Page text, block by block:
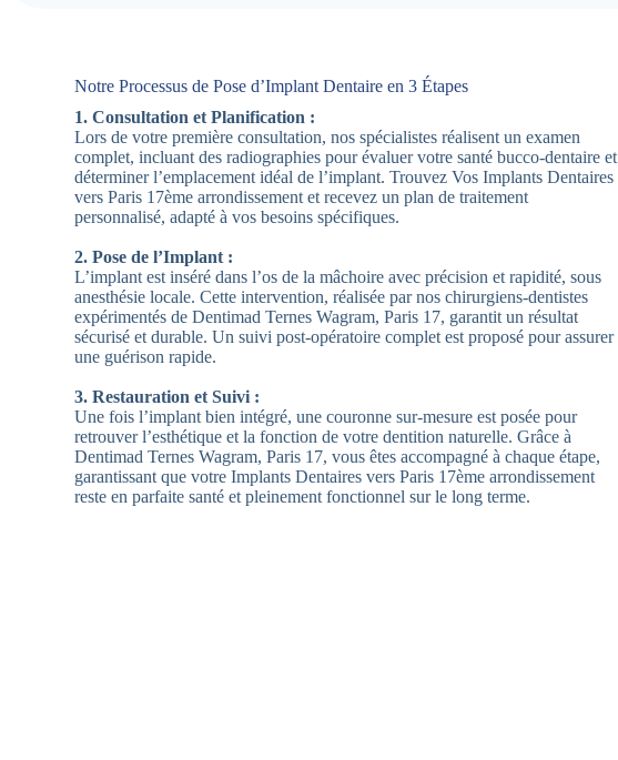
Notre Processus de Pose d’Implant Dentaire en 3 Étapes
1. Consultation et Planification :
Lors de votre première consultation, nos spécialistes réalisent un examen
complet, incluant des radiographies pour évaluer votre santé bucco-dentaire et
déterminer l’emplacement idéal de l’implant. Trouvez Vos Implants Dentaires
vers Paris 17ème arrondissement et recevez un plan de traitement
personnalisé, adapté à vos besoins spécifiques.
2. Pose de l’Implant :
L’implant est inséré dans l’os de la mâchoire avec précision et rapidité, sous
anesthésie locale. Cette intervention, réalisée par nos chirurgiens-dentistes
expérimentés de Dentimad Ternes Wagram, Paris 17, garantit un résultat
sécurisé et durable. Un suivi post-opératoire complet est proposé pour assurer
une guérison rapide.
3. Restauration et Suivi :
Une fois l’implant bien intégré, une couronne sur-mesure est posée pour
retrouver l’esthétique et la fonction de votre dentition naturelle. Grâce à
Dentimad Ternes Wagram, Paris 17, vous êtes accompagné à chaque étape,
garantissant que votre Implants Dentaires vers Paris 17ème arrondissement
reste en parfaite santé et pleinement fonctionnel sur le long terme.